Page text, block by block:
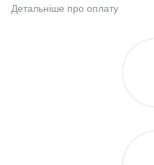
Детальніше про оплату